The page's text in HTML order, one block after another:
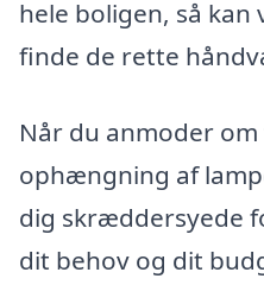
hele boligen, så
finde de rette
Når du anmoder
ophængning af
dig skræddersyede
dit behov og dit